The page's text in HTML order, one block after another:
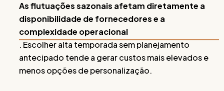
As flutuações sazonais afetam diretamente a
disponibilidade de fornecedores e a
complexidade operacional
. Escolher alta temporada sem planejamento
antecipado tende a gerar custos mais elevados e
menos opções de personalização.